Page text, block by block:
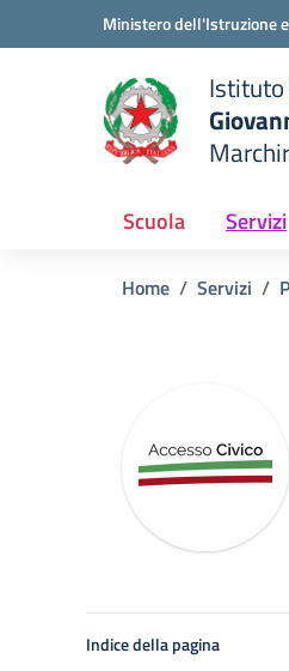
Vai ai contenuti
Vai al menu di navigazione
Ministero dell'Istruzione
scuola
Istituto
Scuola Servizi
Home Servizi
Indice della pagina